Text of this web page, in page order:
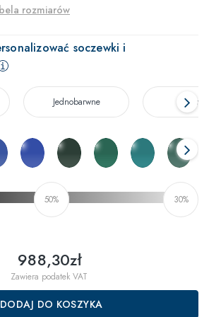
rozmiarów
soczewki i
Jednobarwne
50% 30%
988,30zł
Zawiera podatek VAT
DODAJ DO KOSZYKA